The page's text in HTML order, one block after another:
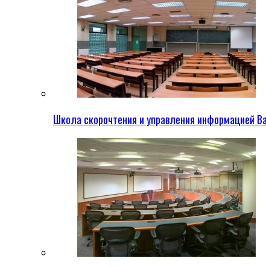
Школа скорочтения и управления информацией